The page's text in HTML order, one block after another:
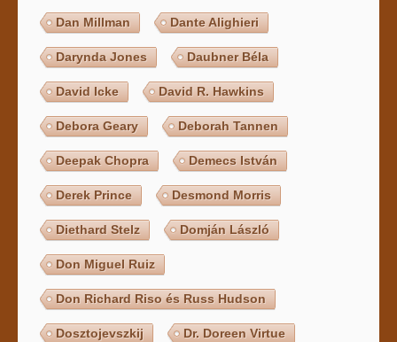
Dan Millman Dante Alighieri
Darynda Jones Daubner Béla
David Icke David R. Hawkins
Debora Geary Deborah Tannen
Deepak Chopra Demecs István
Derek Prince Desmond Morris
Diethard Stelz Domján László
Don Miguel Ruiz
Don Richard Riso és Russ Hudson
Dosztojevszkij Dr. Doreen Virtue